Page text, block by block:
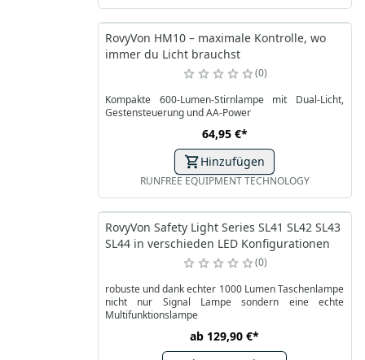
RovyVon HM10 – maximale Kontrolle, wo
immer du Licht brauchst
0
Kompakte 600-Lumen-Stirnlampe mit Dual-Licht,
Gestensteuerung und AA-Power
64,95 €*
Hinzufügen
RUNFREE EQUIPMENT TECHNOLOGY
RovyVon Safety Light Series SL41 SL42 SL43
SL44 in verschieden LED Konfigurationen
0
robuste und dank echter 1000 Lumen Taschenlampe
nicht nur Signal Lampe sondern eine echte
Multifunktionslampe
ab 129,90 €*